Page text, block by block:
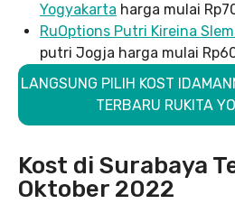
Yogyakarta harga mulai
RuOptions Putri Kireina
putri Jogja harga mulai
LANGSUNG PILIH KOST
TERBARU RUKITA
Kost di Surabaya
Oktober 2022